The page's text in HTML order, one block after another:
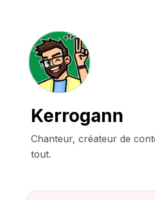
Kerrogann
Chanteur, créateur de
tout.